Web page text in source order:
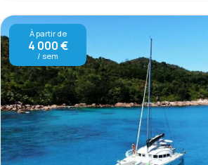
À partir de
4 000 €
/ sem